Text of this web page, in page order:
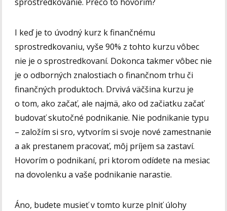
I keď je to úvodný kurz k finančnému
sprostredkovaniu, vyše 90% z tohto kurzu vôbec
nie je o sprostredkovaní. Dokonca takmer vôbec nie
je o odborných znalostiach o finančnom trhu či
finančných produktoch. Drvivá väčšina kurzu je
o tom, ako začať, ale najmä, ako od začiatku začať
budovať skutočné podnikanie. Nie podnikanie typu
– založím si sro, vytvorím si svoje nové zamestnanie
a ak prestanem pracovať, môj príjem sa zastaví.
Hovorím o podnikaní, pri ktorom odídete na mesiac
na dovolenku a vaše podnikanie narastie.
Áno, budete musieť v tomto kurze plniť úlohy